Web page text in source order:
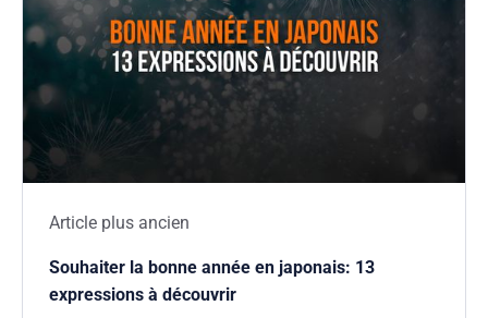
Article plus ancien
Souhaiter la bonne année en japonais: 13
expressions à découvrir